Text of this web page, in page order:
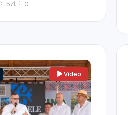
57 0
Video